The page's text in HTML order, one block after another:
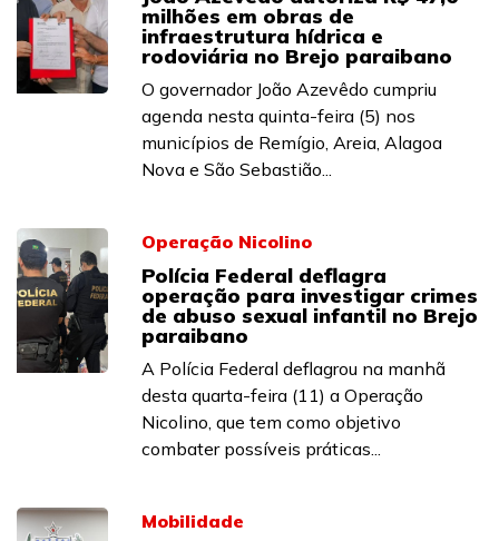
milhões em obras de
infraestrutura hídrica e
rodoviária no Brejo paraibano
O governador João Azevêdo cumpriu
agenda nesta quinta-feira (5) nos
municípios de Remígio, Areia, Alagoa
Nova e São Sebastião...
Operação Nicolino
Polícia Federal deflagra
operação para investigar crimes
de abuso sexual infantil no Brejo
paraibano
A Polícia Federal deflagrou na manhã
desta quarta-feira (11) a Operação
Nicolino, que tem como objetivo
combater possíveis práticas...
Mobilidade